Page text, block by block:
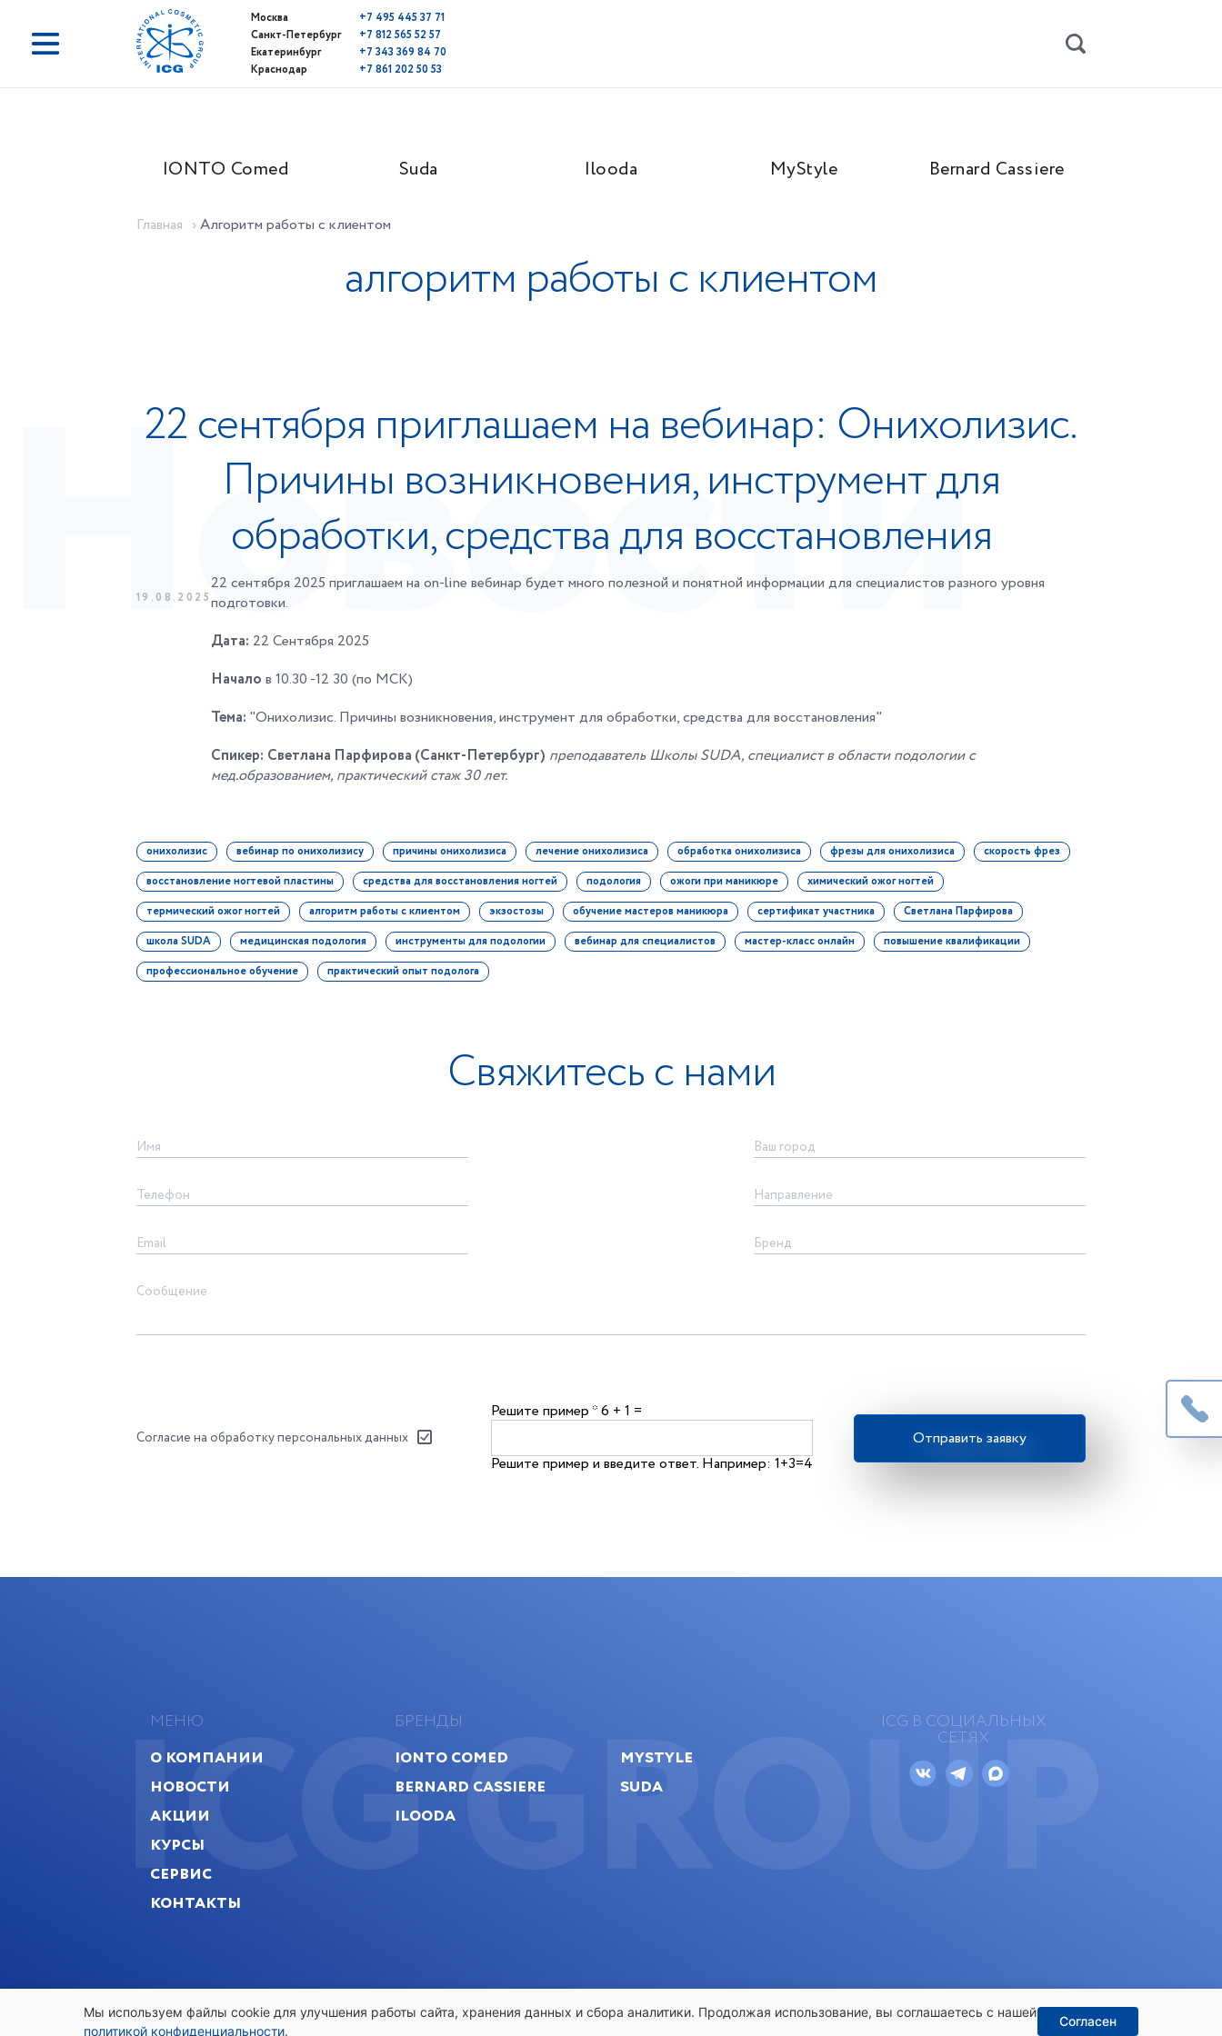
Москва
Санкт-Петербург
Екатеринбург
Краснодар
+7 495 445 37 71
+7 812 565 52 57
+7 343 369 84 70
+7 861 202 50 53
IONTO Comed Suda Ilooda MyStyle Bernard Cassiere
Мы используем файлы cookie для улучшения работы сайта, хранения данных и сбора аналитики. Продолжая использование, вы соглашаетесь с нашей
политикой конфиденциальности.
Согласен
Главная алгоритм работы с клиентом
алгоритм работы с клиентом
22 сентября приглашаем на вебинар: Онихолизис.
Причины возникновения, инструмент для
обработки, средства для восстановления
19.08.2025
22 сентября 2025 приглашаем на on-line вебинар будет много полезной и понятной информации для специалистов разного уровня
подготовки.
Дата: 22 Сентября 2025
Начало в 10.30 -12 30 (по МСК)
Тема: "Онихолизис. Причины возникновения, инструмент для обработки, средства для восстановления"
Спикер: Светлана Парфирова (Санкт-Петербург) преподаватель Школы SUDA, специалист в области подологии с
мед.образованием, практический стаж 30 лет.
онихолизис вебинар по онихолизису причины онихолизиса лечение онихолизиса обработка онихолизиса фрезы для онихолизиса
скорость фрез
восстановление ногтевой пластины
средства для восстановления ногтей подология ожоги при маникюре
химический ожог ногтей
термический ожог ногтей
алгоритм работы с клиентом экзостозы обучение мастеров маникюра сертификат участника
Светлана Парфирова
школа SUDA
медицинская подология инструменты для подологии вебинар для специалистов мастер-класс онлайн
повышение квалификации
профессиональное обучение
практический опыт подолога
Свяжитесь с нами
Согласие на обработку персональных данных
Решите пример*6 + 1 =
Решите пример и введите ответ. Например: 1+3=4
ICG GROUP
МЕНЮ
О компании
Новости
Акции
Курсы
Сервис
Контакты
БРЕНДЫ
IONTO Comed
Bernard Cassiere
Ilooda
MyStyle
Suda
ICG В СОЦИАЛЬНЫХ
СЕТЯХ